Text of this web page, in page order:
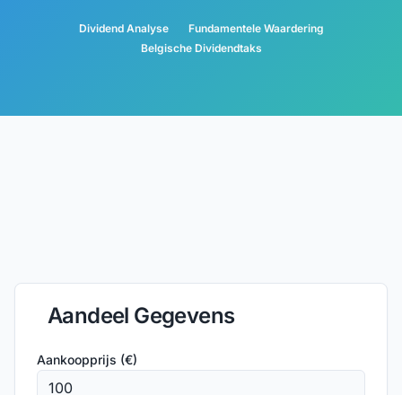
Dividend Analyse
Fundamentele Waardering
Belgische Dividendtaks
Aandeel Gegevens
Aankoopprijs (€)